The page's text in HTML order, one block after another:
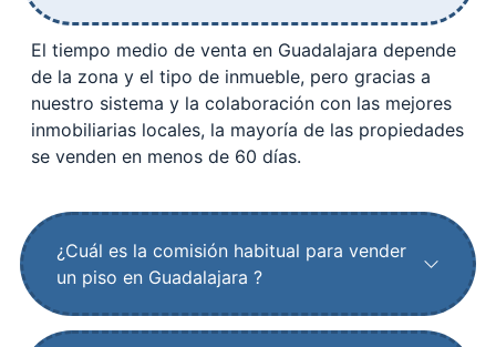
El tiempo medio de venta en Guadalajara depende
de la zona y el tipo de inmueble, pero gracias a
nuestro sistema y la colaboración con las mejores
inmobiliarias locales, la mayoría de las propiedades
se venden en menos de 60 días.
¿Cuál es la comisión habitual para vender
un piso en Guadalajara ?